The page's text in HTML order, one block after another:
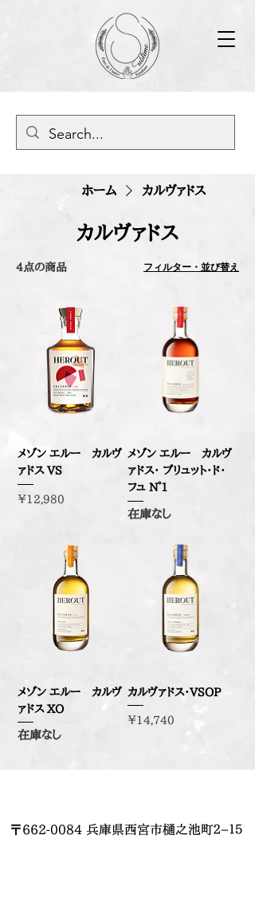
ホーム カルヴァドス
カルヴァドス
4点の商品 フィルター・並び替え
メゾン エルー カルヴ
ァドス VS
価格
￥12,980
メゾン エルー カルヴ
ァドス・ ブリュット・ド・
フュ N°1
在庫なし
メゾン エルー カルヴ
ァドス XO
在庫なし
カルヴァドス・VSOP
価格
￥14,740
〒662-0084 兵庫県西宮市樋之池町２−１５